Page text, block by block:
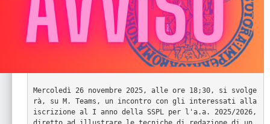
Mercoledì 26 novembre 2025, alle ore 18;30, si svolge
rà, su M. Teams, un incontro con gli interessati alla
iscrizione al I anno della SSPL per l'a.a. 2025/2026,